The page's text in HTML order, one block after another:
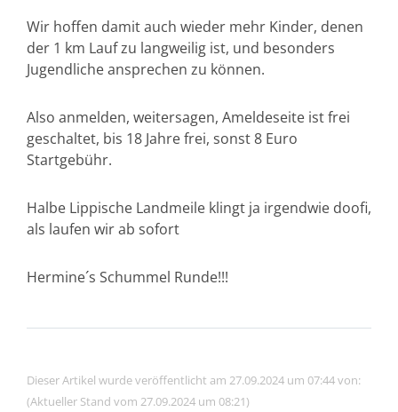
Wir hoffen damit auch wieder mehr Kinder, denen
der 1 km Lauf zu langweilig ist, und besonders
Jugendliche ansprechen zu können.
Also anmelden, weitersagen, Ameldeseite ist frei
geschaltet, bis 18 Jahre frei, sonst 8 Euro
Startgebühr.
Halbe Lippische Landmeile klingt ja irgendwie doofi,
als laufen wir ab sofort
Hermine´s Schummel Runde!!!
Dieser Artikel wurde veröffentlicht am 27.09.2024 um 07:44 von:
(Aktueller Stand vom 27.09.2024 um 08:21)